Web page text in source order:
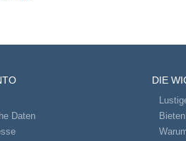
Daten
DIE